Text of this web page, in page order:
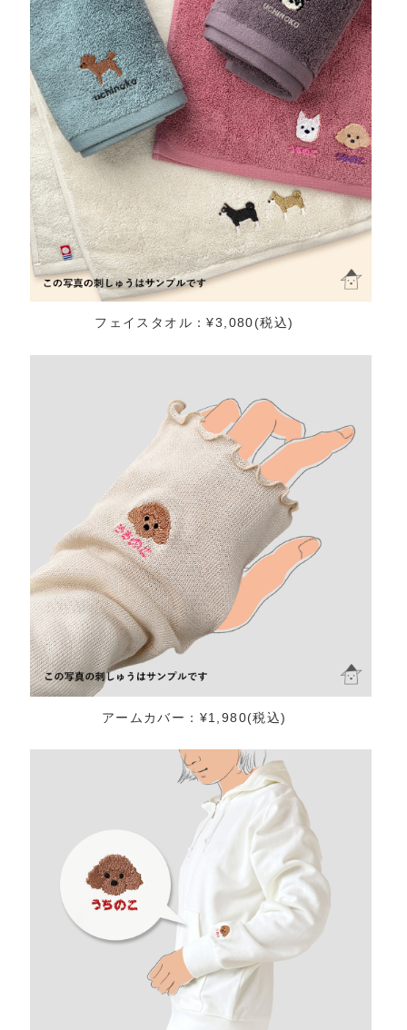
フェイスタオル：¥3,080(税込)
アームカバー：¥1,980(税込)